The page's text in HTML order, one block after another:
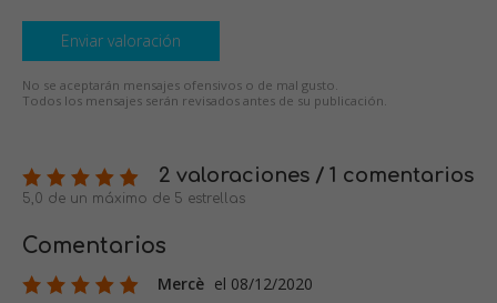
Enviar valoración
No se aceptarán mensajes ofensivos o de mal gusto.
Todos los mensajes serán revisados antes de su publicación.
2 valoraciones / 1 comentarios
5,0 de un máximo de 5 estrellas
Comentarios
Mercè el 08/12/2020